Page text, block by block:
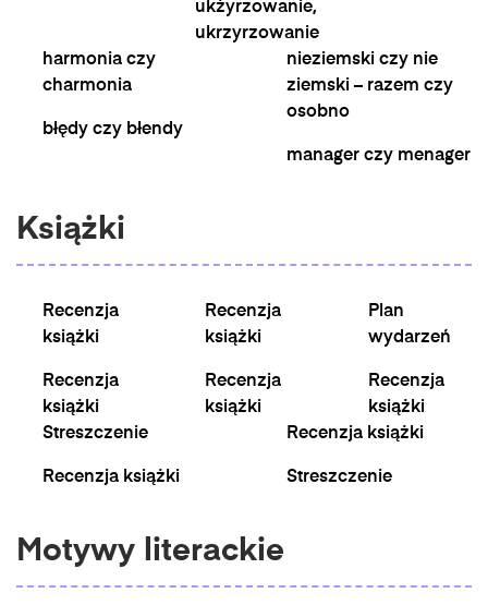
ukżyrzowanie,
ukrzyrzowanie
harmonia czy
charmonia
błędy czy błendy
nieziemski czy nie
ziemski – razem czy
osobno
manager czy menager
Książki
Recenzja
książki
Recenzja
książki
Recenzja
książki
Recenzja
książki
Plan
wydarzeń
Recenzja
książki
Streszczenie
Recenzja książki
Recenzja książki
Streszczenie
Motywy literackie